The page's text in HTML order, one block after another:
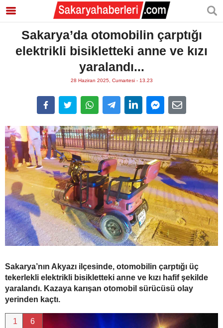
Sakarya’da otomobilin çarptığı
elektrikli bisikletteki anne ve kızı
yaralandı...
28 Haziran 2025, Cumartesi - 13.23
Sakarya’nın Akyazı ilçesinde, otomobilin çarptığı üç
tekerlekli elektrikli bisikletteki anne ve kızı hafif şekilde
yaralandı. Kazaya karışan otomobil sürücüsü olay
yerinden kaçtı.
1 6